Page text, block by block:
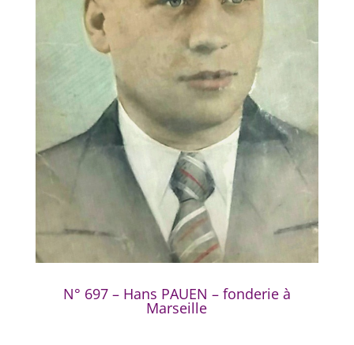
N° 697 – Hans PAUEN – fonderie à
Marseille